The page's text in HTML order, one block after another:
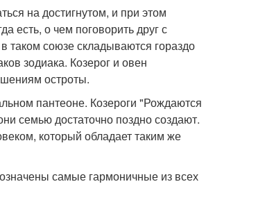
на достигнутом, и при этом
есть, о чем поговорить друг с
союзе складываются гораздо
зодиака. Козерог и овен
остроты.
пантеоне. Козероги "Рождаются
семью достаточно поздно создают.
который обладает таким же
самые гармоничные из всех